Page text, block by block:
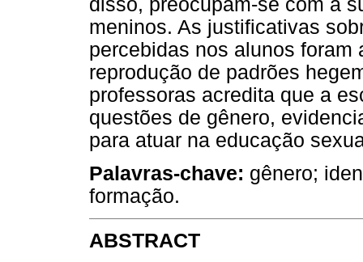
meninos. As justificativas
percebidas nos alunos
reprodução de padrões
professoras acredita que a
questões de gênero,
para atuar na educação
Palavras-chave: gênero;
formação.
ABSTRACT